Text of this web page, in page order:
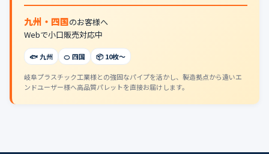
九州・四国のお客様へ
Webで小口販売対応中
🐟 九州 🍊 四国 📦 10枚〜
岐阜プラスチック工業様との強固なパイプを活かし、製造拠点から遠いエ
ンドユーザー様へ高品質パレットを直接お届けします。